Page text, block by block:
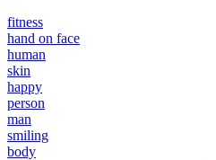
fitness
hand on face
human
skin
happy
person
man
smiling
body